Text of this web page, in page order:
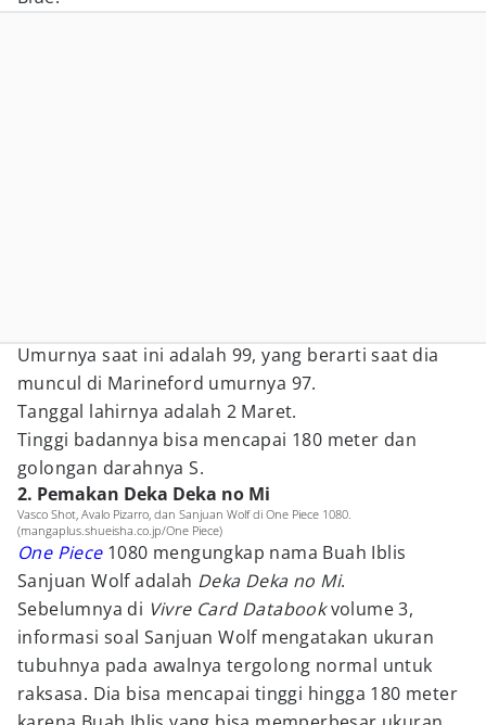
Umurnya saat ini adalah 99, yang berarti saat dia
muncul di Marineford umurnya 97.
Tanggal lahirnya adalah 2 Maret.
Tinggi badannya bisa mencapai 180 meter dan
golongan darahnya S.
2. Pemakan Deka Deka no Mi
Vasco Shot, Avalo Pizarro, dan Sanjuan Wolf di One Piece 1080.
(mangaplus.shueisha.co.jp/One Piece)
One Piece 1080 mengungkap nama Buah Iblis
Sanjuan Wolf adalah Deka Deka no Mi.
Sebelumnya di Vivre Card Databookvolume 3,
informasi soal Sanjuan Wolf mengatakan ukuran
tubuhnya pada awalnya tergolong normal untuk
raksasa. Dia bisa mencapai tinggi hingga 180 meter